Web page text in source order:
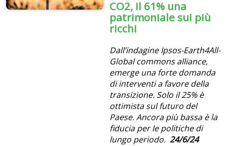
CO2, il 61% una
patrimoniale sui più
ricchi
Dall’indagine Ipsos-Earth4All-
Global commons alliance,
emerge una forte domanda
di interventi a favore della
transizione. Solo il 25% è
ottimista sul futuro del
Paese. Ancora più bassa è la
fiducia per le politiche di
lungo periodo. 24/6/24